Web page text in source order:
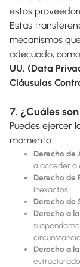
estos
Estas
mecanismos
adecuado,
UU. (Data
Cláusulas
7. ¿Cuáles
Puedes ejercer
momento:
Derecho de
a acceder a
Derecho de
inexactos.
Derecho de
Derecho a
Derecho a